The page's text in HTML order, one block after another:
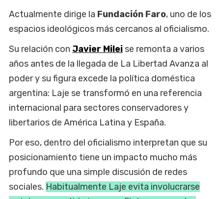
Actualmente dirige la Fundación Faro, uno de los
espacios ideológicos más cercanos al oficialismo.
Su relación con Javier Milei se remonta a varios
años antes de la llegada de La Libertad Avanza al
poder y su figura excede la política doméstica
argentina: Laje se transformó en una referencia
internacional para sectores conservadores y
libertarios de América Latina y España.
Por eso, dentro del oficialismo interpretan que su
posicionamiento tiene un impacto mucho más
profundo que una simple discusión de redes
sociales. Habitualmente Laje evita involucrarse